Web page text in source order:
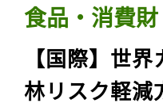
食品・消費
【国際】世
林リスク軽減